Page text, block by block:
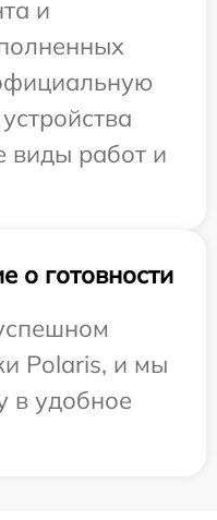
и
виды работ и
о готовности
Polaris, и мы
в удобное